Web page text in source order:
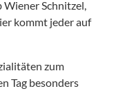
Schnitzel,
kommt jeder auf
zum
Tag besonders